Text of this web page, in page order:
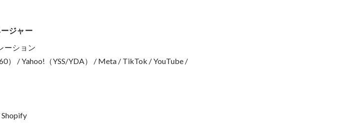
ジャー
ーション
/ Yahoo!（YSS/YDA） / Meta / TikTok / YouTube /